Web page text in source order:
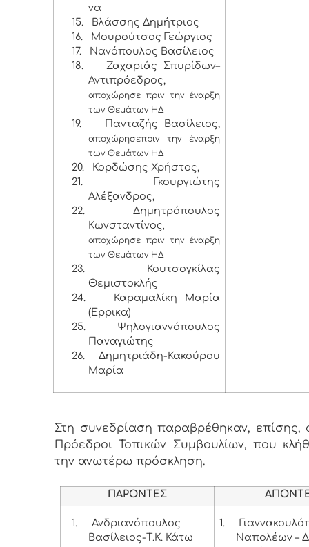
να
15.
Βλάσσης Δημήτριος
16.
Μουρούτσος Γεώργιος
17.
Νανόπουλος Βασίλειος
18.
Ζαχαριάς Σπυρίδων–
Αντιπρόεδρος,
αποχώρησε πριν την έναρξη
των Θεμάτων ΗΔ
19. Πανταζής Βασίλειος,
αποχώρησεπριν την έναρξη
των Θεμάτων ΗΔ
20.
Κορδώσης Χρήστος,
21.
Γκουργιώτης
Αλέξανδρος,
22.
Δημητρόπουλος
Κωνσταντίνος,
αποχώρησε πριν την έναρξη
των Θεμάτων ΗΔ
23.
Κουτσογκίλας
Θεμιστοκλής
24.
Καραμαλίκη Μαρία
(Έρρικα)
25.
Ψηλογιαννόπουλος
Παναγιώτης
26.
Δημητριάδη-Κακούρου
Μαρία
Στη συνεδρίαση παραβρέθηκαν, επίσης,
Πρόεδροι Τοπικών Συμβουλίων, που
την ανωτέρω πρόσκληση.
ΠΑΡΟΝΤΕΣ
1.
Ανδριανόπουλος
Βασίλειος-Τ.Κ. Κάτω
1.
Ναπολέων –